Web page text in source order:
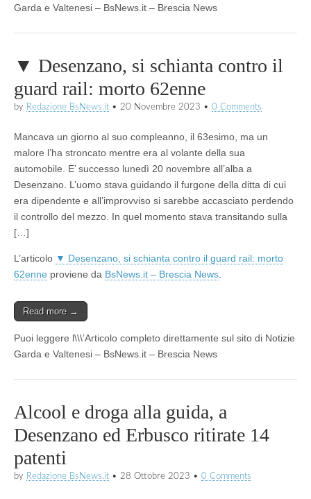
Garda e Valtenesi – BsNews.it – Brescia News
▼ Desenzano, si schianta contro il
guard rail: morto 62enne
by Redazione BsNews.it • 20 Novembre 2023 • 0 Comments
Mancava un giorno al suo compleanno, il 63esimo, ma un
malore l’ha stroncato mentre era al volante della sua
automobile. E’ successo lunedì 20 novembre all’alba a
Desenzano. L’uomo stava guidando il furgone della ditta di cui
era dipendente e all’improvviso si sarebbe accasciato perdendo
il controllo del mezzo. In quel momento stava transitando sulla
[…]
L’articolo ▼ Desenzano, si schianta contro il guard rail: morto
62enne proviene da BsNews.it – Brescia News
Read more →
Puoi leggere l\\\’Articolo completo direttamente sul sito di Notizie
Garda e Valtenesi – BsNews.it – Brescia News
Alcool e droga alla guida, a
Desenzano ed Erbusco ritirate 14
patenti
by Redazione BsNews.it • 28 Ottobre 2023 • 0 Comments